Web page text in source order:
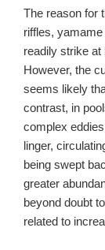
The reason for
riffles,
readily strike
However, the
seems likely
contrast, in
complex
linger,
being swept
greater
beyond doubt
related to